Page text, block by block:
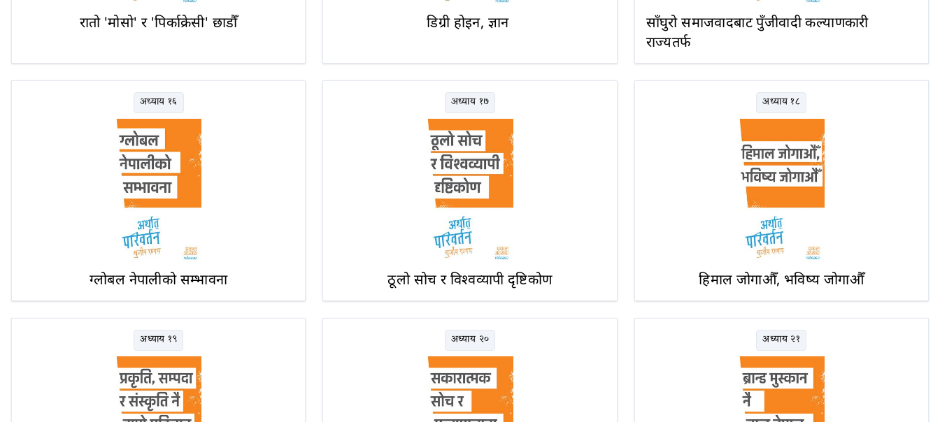
रातो 'मोसो' र 'पिर्काक्रेसी' छाडौँ डिग्री होइन, ज्ञान
साँघुरो समाजवादबाट पुँजीवादी कल्याणकारी
राज्यतर्फ
अध्याय १६
ग्लोबल नेपालीको सम्भावना
अध्याय १७
ठूलो सोच र विश्वव्यापी दृष्टिकोण
अध्याय १८
हिमाल जोगाऔँ, भविष्य जोगाऔँ
अध्याय १९ अध्याय २० अध्याय २१